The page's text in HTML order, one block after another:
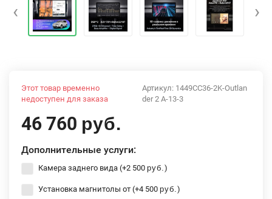
‹ ›
Артикул: 1449CC36-2K-Outlan
der 2 A-13-3
Этот товар временно
недоступен для заказа
46 760 руб.
Дополнительные услуги:
Камера заднего вида (+2 500 руб. )
Установка магнитолы от (+4 500 руб. )